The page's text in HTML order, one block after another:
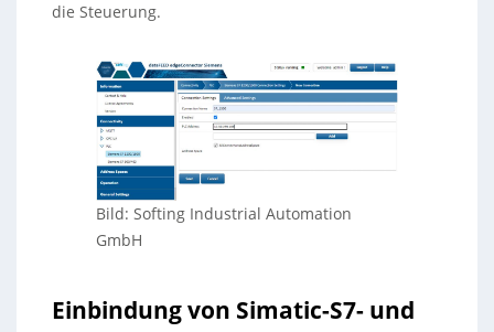
die Steuerung.
Bild: Softing Industrial Automation
GmbH
Einbindung von Simatic-S7- und